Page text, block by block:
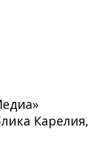
Карелия,